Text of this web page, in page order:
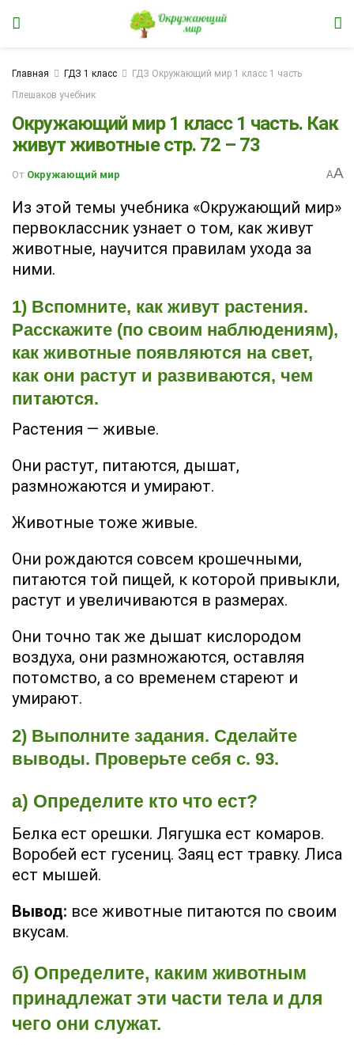
Главная ГДЗ 1 класс
ГДЗ Окружающий мир 1 класс 1 часть
Плешаков учебник
Окружающий мир 1 класс 1 часть. Как
живут животные стр. 72 – 73
От Окружающий мир AA
Из этой темы учебника «Окружающий мир»
первоклассник узнает о том, как живут
животные, научится правилам ухода за
ними.
1) Вспомните, как живут растения.
Расскажите (по своим наблюдениям),
как животные появляются на свет,
как они растут и развиваются, чем
питаются.
Растения — живые.
Они растут, питаются, дышат,
размножаются и умирают.
Животные тоже живые.
Они рождаются совсем крошечными,
питаются той пищей, к которой привыкли,
растут и увеличиваются в размерах.
Они точно так же дышат кислородом
воздуха, они размножаются, оставляя
потомство, а со временем стареют и
умирают.
2) Выполните задания. Сделайте
выводы. Проверьте себя с. 93.
а) Определите кто что ест?
Белка ест орешки. Лягушка ест комаров.
Воробей ест гусениц. Заяц ест травку. Лиса
ест мышей.
Вывод: все животные питаются по своим
вкусам.
б) Определите, каким животным
принадлежат эти части тела и для
чего они служат.